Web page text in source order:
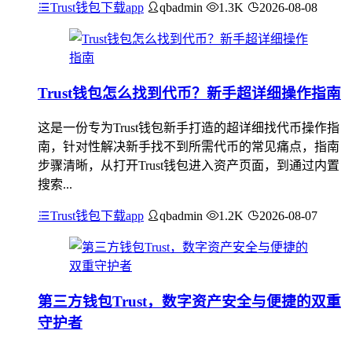
Trust钱包下载app qbadmin 1.3K 2026-08-08
Trust钱包怎么找到代币？新手超详细操作指南
这是一份专为Trust钱包新手打造的超详细找代币操作指
南，针对性解决新手找不到所需代币的常见痛点，指南
步骤清晰，从打开Trust钱包进入资产页面，到通过内置
搜索...
Trust钱包下载app qbadmin 1.2K 2026-08-07
第三方钱包Trust，数字资产安全与便捷的双重
守护者